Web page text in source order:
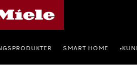
SMART HOME •